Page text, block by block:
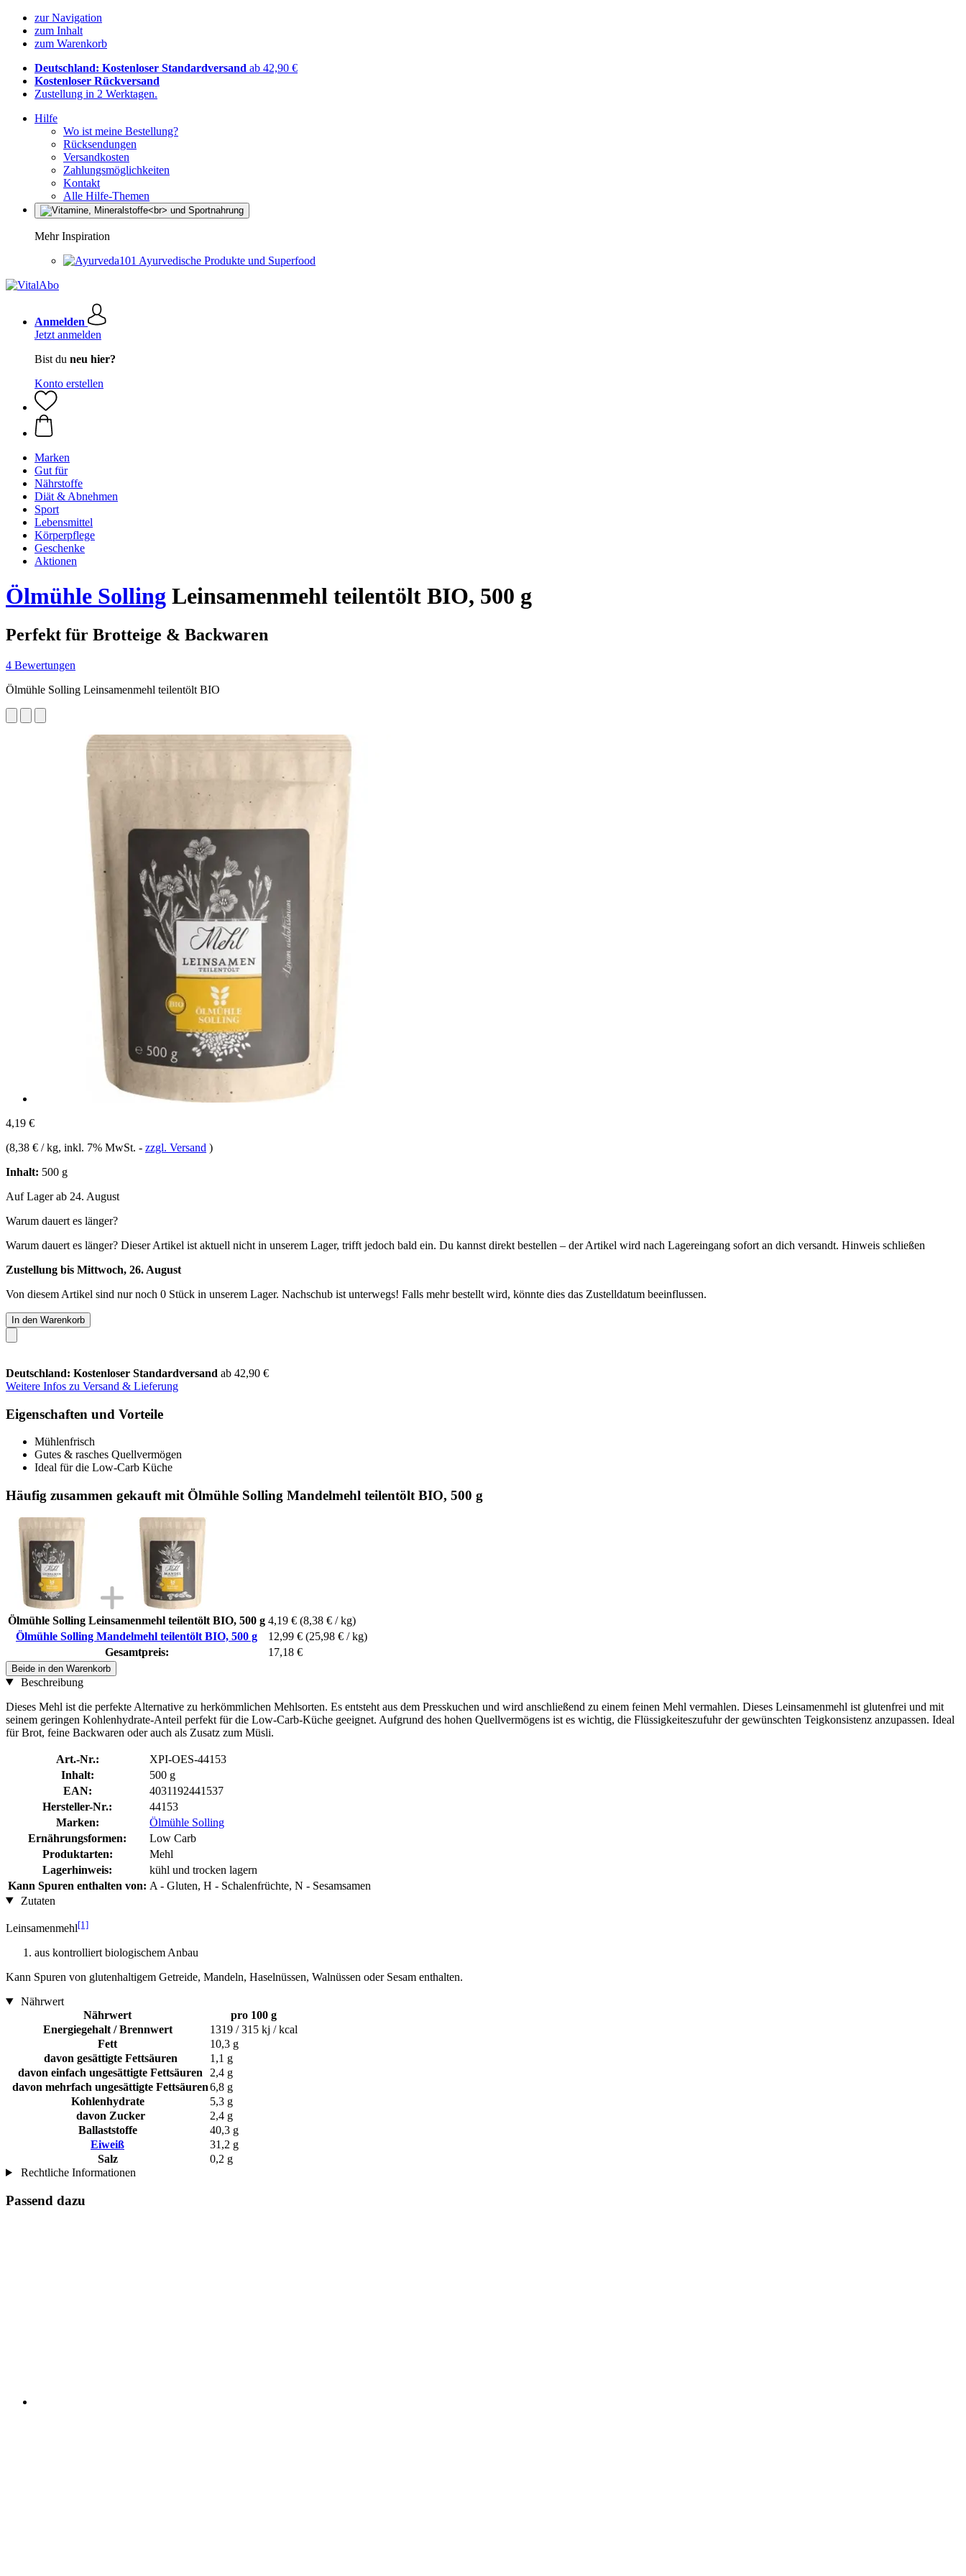
zur Navigation
zum Inhalt
zum Warenkorb
Deutschland: Kostenloser Standardversand ab 42,90 €
Kostenloser Rückversand
Zustellung in 2 Werktagen.
Hilfe
Wo ist meine Bestellung?
Rücksendungen
Versandkosten
Zahlungsmöglichkeiten
Kontakt
Alle Hilfe-Themen
Mehr Inspiration
Ayurvedische Produkte und Superfood
Anmelden
Jetzt anmelden
Bist du neu hier?
Konto erstellen
Marken
Gut für
Nährstoffe
Diät & Abnehmen
Sport
Lebensmittel
Körperpflege
Geschenke
Aktionen
Ölmühle Solling Leinsamenmehl teilentölt BIO, 500 g
Perfekt für Brotteige & Backwaren
4 Bewertungen
Ölmühle Solling Leinsamenmehl teilentölt BIO
4,19 €
(8,38 € / kg, inkl. 7% MwSt. - zzgl. Versand )
Inhalt: 500 g
Auf Lager ab 24. August
Warum dauert es länger?
Warum dauert es länger? Dieser Artikel ist aktuell nicht in unserem Lager, trifft jedoch bald ein. Du kannst direkt bestellen – der Artikel wird nach Lagereingang sofort an dich versandt. Hinweis schließen
Zustellung bis Mittwoch, 26. August
Von diesem Artikel sind nur noch 0 Stück in unserem Lager. Nachschub ist unterwegs! Falls mehr bestellt wird, könnte dies das Zustelldatum beeinflussen.
In den Warenkorb
Deutschland: Kostenloser Standardversand ab 42,90 €
Weitere Infos zu Versand & Lieferung
Eigenschaften und Vorteile
Mühlenfrisch
Gutes & rasches Quellvermögen
Ideal für die Low-Carb Küche
Häufig zusammen gekauft mit Ölmühle Solling Mandelmehl teilentölt BIO, 500 g
Ölmühle Solling Leinsamenmehl teilentölt BIO, 500 g 4,19 € (8,38 € / kg)
Ölmühle Solling Mandelmehl teilentölt BIO, 500 g
12,99 € (25,98 € / kg)
Gesamtpreis:
17,18 €
Beide in den Warenkorb
Beschreibung
Dieses Mehl ist die perfekte Alternative zu herkömmlichen Mehlsorten. Es entsteht aus dem Presskuchen und wird anschließend zu einem feinen Mehl vermahlen. Dieses Leinsamenmehl ist glutenfrei und mit
seinem geringen Kohlenhydrate-Anteil perfekt für die Low-Carb-Küche geeignet. Aufgrund des hohen Quellvermögens ist es wichtig, die Flüssigkeiteszufuhr der gewünschten Teigkonsistenz anzupassen. Ideal
für Brot, feine Backwaren oder auch als Zusatz zum Müsli.
Art.-Nr.:
XPI-OES-44153
Inhalt:
500 g
EAN:
4031192441537
Hersteller-Nr.:
44153
Marken:
Ölmühle Solling
Ernährungsformen:
Low Carb
Produktarten:
Mehl
Lagerhinweis:
kühl und trocken lagern
Kann Spuren enthalten von: A - Gluten, H - Schalenfrüchte, N - Sesamsamen
Zutaten
Leinsamenmehl[1]
aus kontrolliert biologischem Anbau
Kann Spuren von glutenhaltigem Getreide, Mandeln, Haselnüssen, Walnüssen oder Sesam enthalten.
Nährwert
Nährwert
pro 100 g
Energiegehalt / Brennwert
1319 / 315 kj / kcal
Fett
10,3 g
davon gesättigte Fettsäuren
1,1 g
davon einfach ungesättigte Fettsäuren
2,4 g
davon mehrfach ungesättigte Fettsäuren6,8 g
Kohlenhydrate
5,3 g
davon Zucker
2,4 g
Ballaststoffe
40,3 g
Eiweiß
31,2 g
Salz
0,2 g
Rechtliche Informationen
Passend dazu